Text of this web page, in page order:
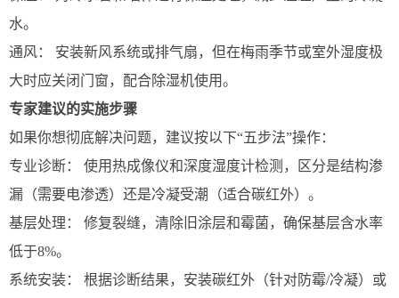
水。
通风： 安装新风系统或排气扇，但在梅雨季节或室外湿度极
大时应关闭门窗，配合除湿机使用。
专家建议的实施步骤
如果你想彻底解决问题，建议按以下“五步法”操作：
专业诊断： 使用热成像仪和深度湿度计检测，区分是结构渗
漏（需要电渗透）还是冷凝受潮（适合碳红外）。
基层处理： 修复裂缝，清除旧涂层和霉菌，确保基层含水率
低于8%。
系统安装： 根据诊断结果，安装碳红外（针对防霉/冷凝）或